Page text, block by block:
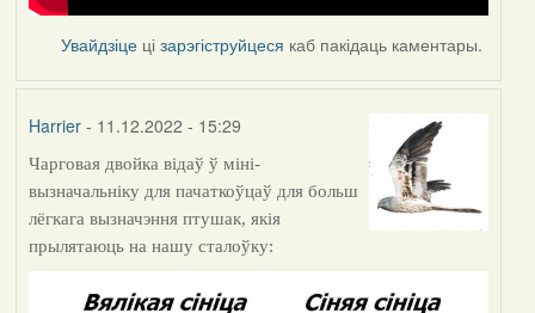
Увайдзіце цізарэгіструйцеся каб пакідаць каментары.
Harrier- 11.12.2022 - 15:29
Чарговая двойка відаў ў міні-
вызначальніку для пачаткоўцаў для больш
лёгкага вызначэння птушак, якія
прылятаюць на нашу сталоўку: